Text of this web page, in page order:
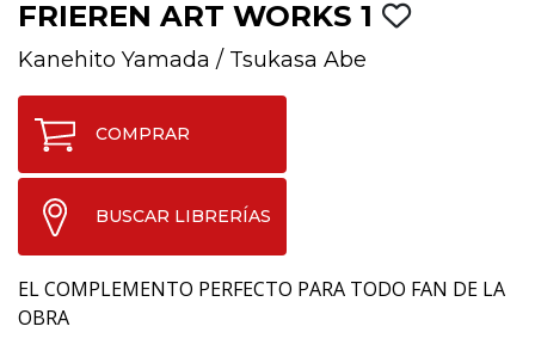
FRIEREN ART WORKS 1
Kanehito Yamada / Tsukasa Abe
COMPRAR
BUSCAR LIBRERÍAS
EL COMPLEMENTO PERFECTO PARA TODO FAN DE LA
OBRA